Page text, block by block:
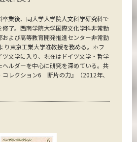
業後、同大学大学院人文科学研究科で
了。西南学院大学国際文化学科非常勤
よび高等教育開発推進センター非常勤
り東京工業大学准教授を務める。ホフ
ツ文学に入り、現在はドイツ文学・哲学
ルダーを中心に研究を深めている。共
コレクション6 断片の力』（2012年、